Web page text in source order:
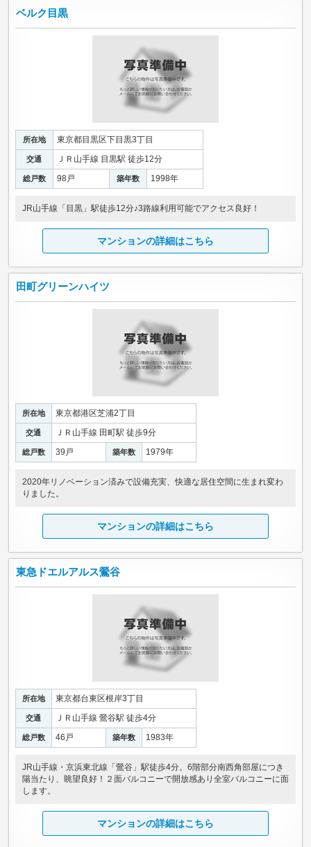
ベルク目黒
所在地 東京都目黒区下目黒3丁目
交通 ＪＲ山手線 目黒駅 徒歩12分
総戸数 98戸 築年数 1998年
JR山手線「目黒」駅徒歩12分♪3路線利用可能でアクセス良好！
マンションの詳細はこちら
田町グリーンハイツ
所在地 東京都港区芝浦2丁目
交通 ＪＲ山手線 田町駅 徒歩9分
総戸数 39戸 築年数 1979年
2020年リノベーション済みで設備充実、快適な居住空間に生まれ変わ
りました。
マンションの詳細はこちら
東急ドエルアルス鶯谷
所在地 東京都台東区根岸3丁目
交通 ＪＲ山手線 鶯谷駅 徒歩4分
総戸数 46戸 築年数 1983年
JR山手線・京浜東北線「鶯谷」駅徒歩4分。6階部分南西角部屋につき
陽当たり、眺望良好！２面バルコニーで開放感あり全室バルコニーに面
します。
マンションの詳細はこちら